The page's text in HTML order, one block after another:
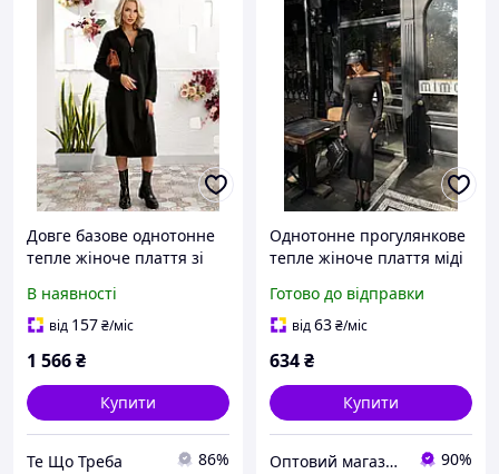
Довге базове однотонне
тепле жіноче плаття зі
42-46
В наявності
від 157₴/міс
1 566₴
Купити
Те Що Треба 86%
Однотонне прогулянкове
тепле жіноче плаття міді
ангора рубчик SML
чорний шоколад бежевий
Готово до відправки
від63₴/міс
634₴
Купити
Оптовий магазин "LAStyle" 90%